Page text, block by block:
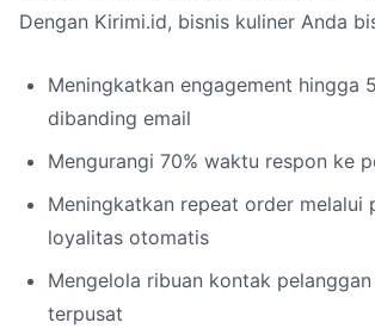
Dengan Kirimi.id, bisnis kuliner Anda
Meningkatkan engagement hingga
dibanding email
Mengurangi 70% waktu respon ke
Meningkatkan repeat order melalui
loyalitas otomatis
Mengelola ribuan kontak
terpusat